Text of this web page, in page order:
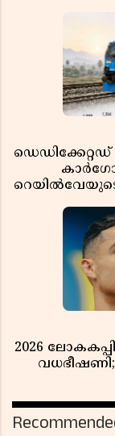
കാർഗോ
2026